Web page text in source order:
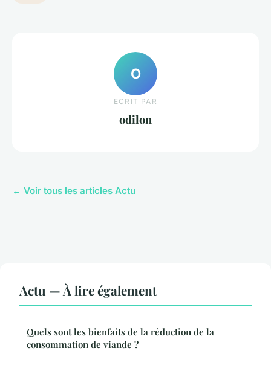
O
ECRIT PAR
odilon
← Voir tous les articles Actu
Actu — À lire également
Quels sont les bienfaits de la réduction de la
consommation de viande ?